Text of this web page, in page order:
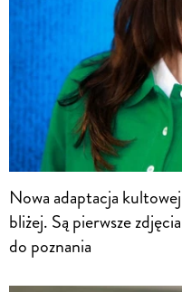
Nowa adaptacja
bliżej. Są pierwsze
do poznania